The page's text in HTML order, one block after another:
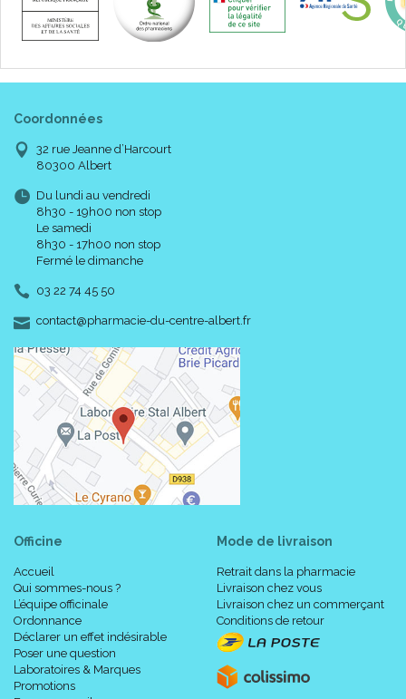
Taille Hauteur
1
Normal (D < 40 cm)
19 - 21 cm
Long (D > 40 cm)
2
Normal (D < 40 cm)
3
Normal (D < 40 cm)
24 - 26 cm
34 - 42 cm
Long (D > 40 cm)
Coordonnées
32 rue Jeanne d’Harcourt
80300 Albert
Du lundi au vendredi
8h30 - 19h00 non stop
Le samedi
8h30 - 17h00 non stop
Fermé le dimanche
03 22 74 45 50
contact-
@-
pharmacie-du-centre-albert.fr
Officine
Accueil
Qui sommes-nous ?
L’équipe officinale
Ordonnance
Déclarer un effet indésirable
Poser une question
Laboratoires & Marques
Promotions
Mode de livraison
Retrait dans la pharmacie
Livraison chez vous
Livraison chez un commerçant
Conditions de retour